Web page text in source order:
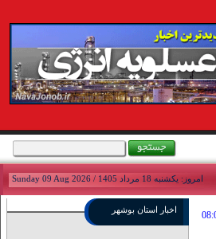
امروز: يکشنبه 18 مرداد 1405 / Sunday 09 Aug 2026
اخبار استان بوشهر